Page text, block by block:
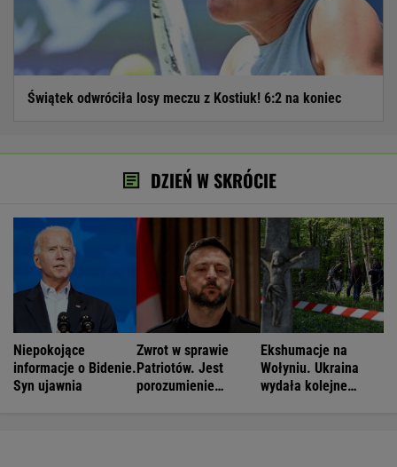
Świątek odwróciła losy meczu z Kostiuk! 6:2 na koniec
DZIEŃ W SKRÓCIE
Niepokojące
informacje o Bidenie.
Syn ujawnia
Zwrot w sprawie
Patriotów. Jest
porozumienie
Ekshumacje na
Wołyniu. Ukraina
wydała kolejne